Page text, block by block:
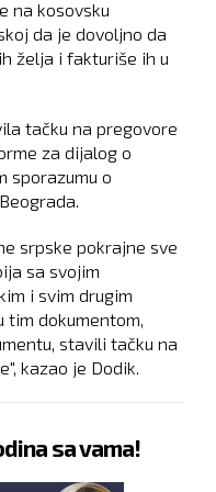
na kosovsku
da je dovoljno da
želja i fakturiše ih u
tačku na pregovore
za dijalog o
sporazumu o
srpske pokrajne sve
sa svojim
i svim drugim
tim dokumentom,
stavili tačku na
kazao je Dodik.
sa vama!